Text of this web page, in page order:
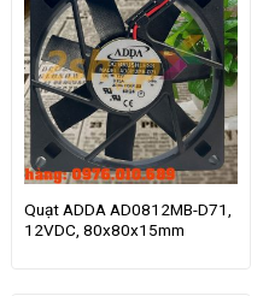
Quạt ADDA AD0812MB-D71,
12VDC, 80x80x15mm